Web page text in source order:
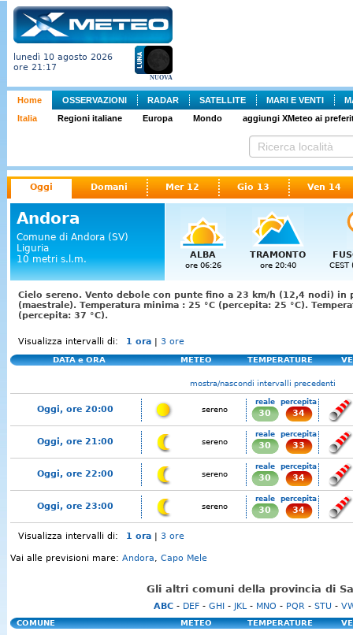
lunedì 10 agosto 2026
ore 21:17
NUOVA
Home OSSERVAZIONI RADAR SATELLITE MARI E VENTI
Italia
Regioni italiane Europa Mondo aggiungi XMeteo ai
Oggi Domani Mer 12 Gio 13 Ven 14
Andora
Comune di Andora (SV)
Liguria
10 metri s.l.m.
ALBA
ore 06:26
TRAMONTO
ore 20:40 CEST
Cielo sereno. Vento debole con punte fino a 23 km/h (12,4 nodi) in
(maestrale). Temperatura minima : 25 °C (percepita: 25 °C).
(percepita: 37 °C).
Visualizza intervalli di: 1 ora | 3 ore
DATA e ORA METEO TEMPERATURE
mostra/nascondi intervalli precedenti
Oggi, ore 20:00 sereno
reale
30
percepita
34
Oggi, ore 21:00 sereno
reale
30
percepita
33
Oggi, ore 22:00 sereno
reale
30
percepita
34
Oggi, ore 23:00 sereno
reale
30
percepita
34
Visualizza intervalli di: 1 ora | 3 ore
Vai alle previsioni mare: Andora, Capo Mele
Gli altri comuni della provincia di
ABC- DEF- GHI- JKL- MNO - PQR - STU -
COMUNE METEO TEMPERATURE